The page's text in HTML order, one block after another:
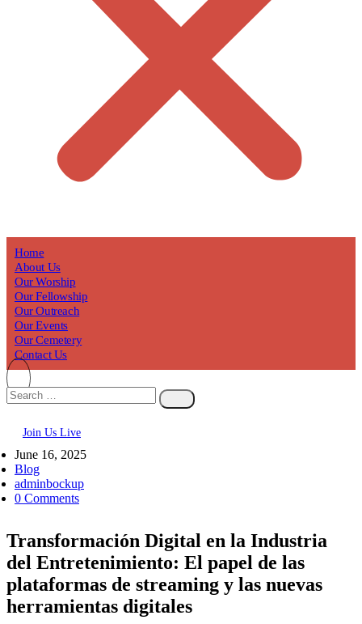
Home
About Us
Our Worship
Our Fellowship
Our Outreach
Our Events
Our Cemetery
Contact Us
Join Us Live
June 16, 2025
Blog
adminbockup
0 Comments
Transformación Digital en la Industria
del Entretenimiento: El papel de las
plataformas de streaming y las nuevas
herramientas digitales